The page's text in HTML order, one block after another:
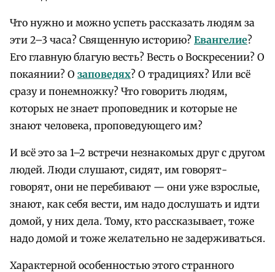
Что нужно и можно успеть рассказать людям за
эти 2–3 часа? Священную историю? Евангелие?
Его главную благую весть? Весть о Воскресении? О
покаянии? О заповедях? О традициях? Или всё
сразу и понемножку? Что говорить людям,
которых не знает проповедник и которые не
знают человека, проповедующего им?
И всё это за 1–2 встречи незнакомых друг с другом
людей. Люди слушают, сидят, им говорят-
говорят, они не перебивают — они уже взрослые,
знают, как себя вести, им надо дослушать и идти
домой, у них дела. Тому, кто рассказывает, тоже
надо домой и тоже желательно не задерживаться.
Характерной особенностью этого странного